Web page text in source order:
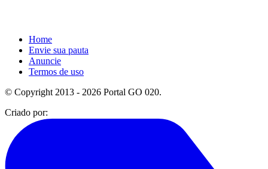
Home
Envie sua pauta
Anuncie
Termos de uso
© Copyright 2013 - 2026 Portal GO 020.
Criado por: